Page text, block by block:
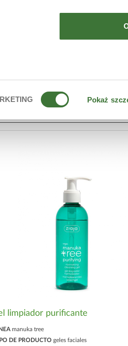
Pokaż
limpiador purificante
manuka tree
DE PRODUCTO geles faciales